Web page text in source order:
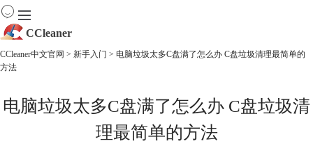
CCleaner
下载
CCleaner中文官网 > 新手入门 > 电脑垃圾太多C盘满了怎么办 C盘垃圾清理最简单的
方法
电脑垃圾太多C盘满了怎么办 C盘垃圾清
理最简单的方法